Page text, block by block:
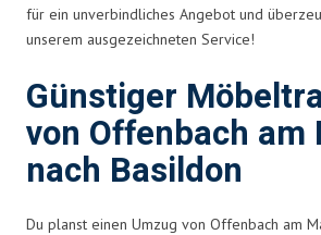
für ein unverbindliches Angebot und
unserem ausgezeichneten Service!
Günstiger
von Offenbach am
nach Basildon
Du planst einen Umzug von Offenbach am